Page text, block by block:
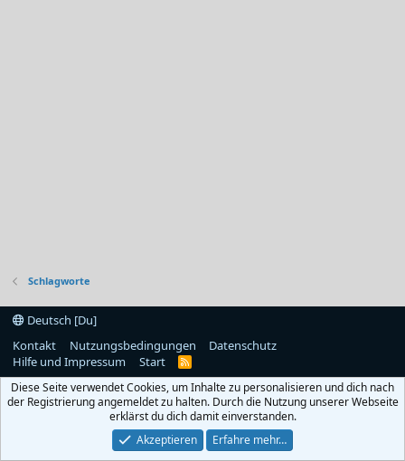
Schlagworte
Deutsch [Du]
Kontakt
Nutzungsbedingungen
Datenschutz
Hilfe und Impressum
Start
R
S
Diese Seite verwendet Cookies, um Inhalte zu personalisieren und dich nach
der Registrierung angemeldet zu halten. Durch die Nutzung unserer Webseite
erklärst du dich damit einverstanden.
Akzeptieren
Erfahre mehr…